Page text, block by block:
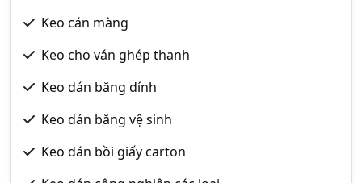
Keo cán màng
Keo cho ván ghép thanh
Keo dán băng dính
Keo dán băng vệ sinh
Keo dán bồi giấy carton